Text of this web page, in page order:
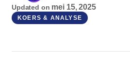
Updated on mei 15, 2025
KOERS & ANALYSE